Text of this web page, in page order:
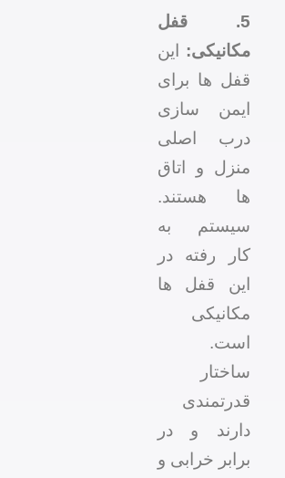
5. قفل
مکانیکی:این
قفل ها برای
ایمن سازی
درب اصلی
منزل و اتاق
ها هستند.
سیستم به
کار رفته در
این قفل ها
مکانیکی
است.
ساختار
قدرتمندی
دارند و در
برابر خرابی و